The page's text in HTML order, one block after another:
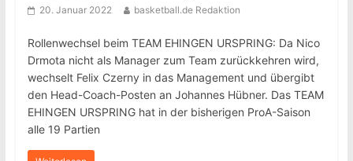
20. Januar 2022 basketball.de Redaktion
Rollenwechsel beim TEAM EHINGEN URSPRING: Da Nico
Drmota nicht als Manager zum Team zurückkehren wird,
wechselt Felix Czerny in das Management und übergibt
den Head-Coach-Posten an Johannes Hübner. Das TEAM
EHINGEN URSPRING hat in der bisherigen ProA-Saison
alle 19 Partien